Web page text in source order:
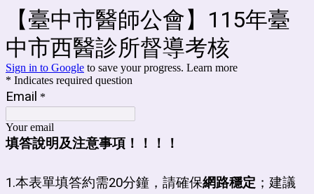
【臺中市醫師公會】115年臺
中市西醫診所督導考核
Sign in to Google to save your progress. Learn more
* Indicates required question
Email *
Your email
填答說明及注意事項！！！！
1.本表單填答約需20分鐘，請確保網路穩定 ；建議